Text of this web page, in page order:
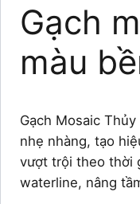
Gạch
màu
Gạch Mosaic
nhẹ nhàng, tạo
vượt trội theo thời
waterline, nâng